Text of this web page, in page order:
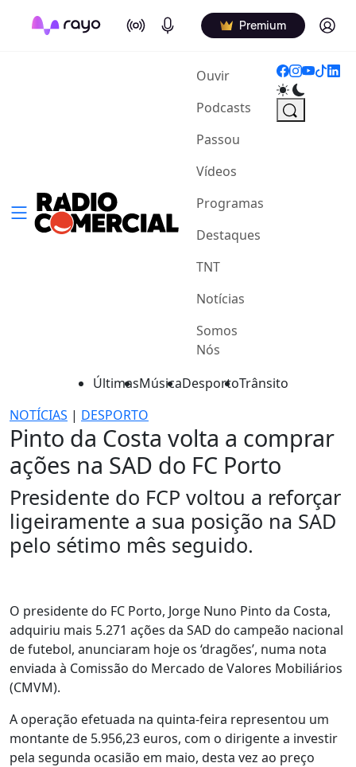
On Air Podcasts Premium Log in
Ouvir(current)
Podcasts
Passou
Vídeos
Programas
Destaques
TNT
Notícias
Somos
Nós
ÚltimasMúsicaDesportoTrânsito
NOTÍCIAS | DESPORTO
Pinto da Costa volta a comprar
ações na SAD do FC Porto
Presidente do FCP voltou a reforçar
ligeiramente a sua posição na SAD
pelo sétimo mês seguido.
O presidente do FC Porto, Jorge Nuno Pinto da Costa,
adquiriu mais 5.271 ações da SAD do campeão nacional
de futebol, anunciaram hoje os ‘dragões’, numa nota
enviada à Comissão do Mercado de Valores Mobiliários
(CMVM).
A operação efetuada na quinta-feira representou um
montante de 5.956,23 euros, com o dirigente a investir
pela segunda ocasião em maio, desta vez ao preço